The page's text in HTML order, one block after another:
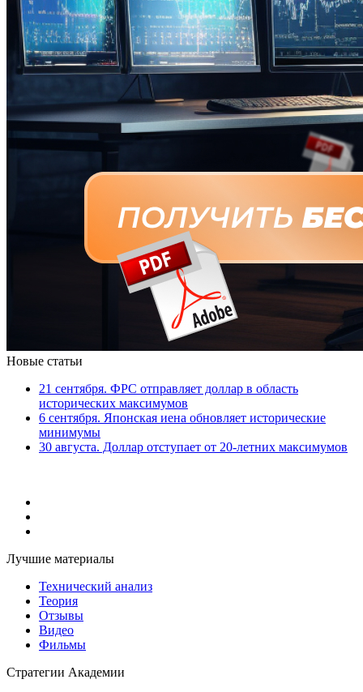
Новые статьи
21 сентября. ФРС отправляет доллар в область
исторических максимумов
6 сентября. Японская иена обновляет исторические
минимумы
30 августа. Доллар отступает от 20-летних максимумов
Лучшие материалы
Технический анализ
Теория
Отзывы
Видео
Фильмы
Стратегии Академии